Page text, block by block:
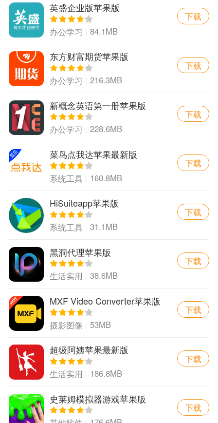
英盛企业版苹果版
办公学习 84.1MB
下载
东方财富期货苹果版
办公学习 216.3MB
下载
新概念英语第一册苹果版
办公学习 228.6MB
下载
菜鸟点我达苹果最新版
系统工具 160.8MB
下载
HiSuiteapp苹果版
系统工具 31.1MB
下载
黑洞代理苹果版
生活实用 38.6MB
下载
MXF Video Converter苹果版
摄影图像 53MB
下载
超级阿姨苹果最新版
生活实用 186.8MB
下载
史莱姆模拟器游戏苹果版
下载